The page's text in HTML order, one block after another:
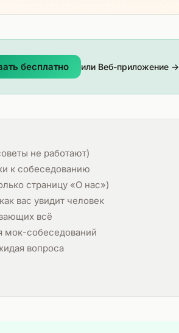
бесплатно или Веб-приложение →
не работают)
к собеседованию
страницу «О нас»)
вас увидит человек
всё
мок-собеседований
вопроса